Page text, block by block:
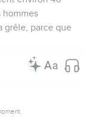
hommes
grêle, parce que